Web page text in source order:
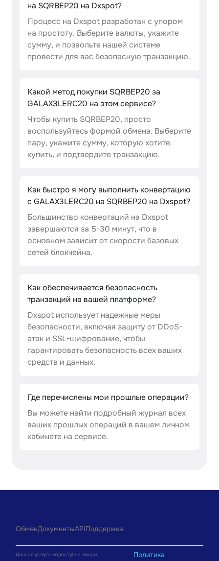
на SQRBEP20 на Dxspot?
Процесс на Dxspot разработан с упором
на простоту. Выберите валюты, укажите
сумму, и позвольте нашей системе
провести для вас безопасную транзакцию.
Какой метод покупки SQRBEP20 за
GALAX3LERC20 на этом сервисе?
Чтобы купить SQRBEP20, просто
воспользуйтесь формой обмена. Выберите
пару, укажите сумму, которую хотите
купить, и подтвердите транзакцию.
Как быстро я могу выполнить конвертацию
с GALAX3LERC20 на SQRBEP20 на Dxspot?
Большинство конвертаций на Dxspot
завершаются за 5-30 минут, что в
основном зависит от скорости базовых
сетей блокчейна.
Как обеспечивается безопасность
транзакций на вашей платформе?
Dxspot использует надежные меры
безопасности, включая защиту от DDoS-
атак и SSL-шифрование, чтобы
гарантировать безопасность всех ваших
средств и данных.
Где перечислены мои прошлые операции?
Вы можете найти подробный журнал всех
ваших прошлых операций в вашем личном
кабинете на сервисе.
ОбменДокументыAPIПоддержка
Данная услуга недоступна лицам,
Политика